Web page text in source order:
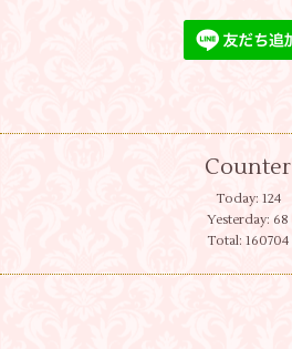
Counter
Today: 124
Yesterday: 68
Total: 160704